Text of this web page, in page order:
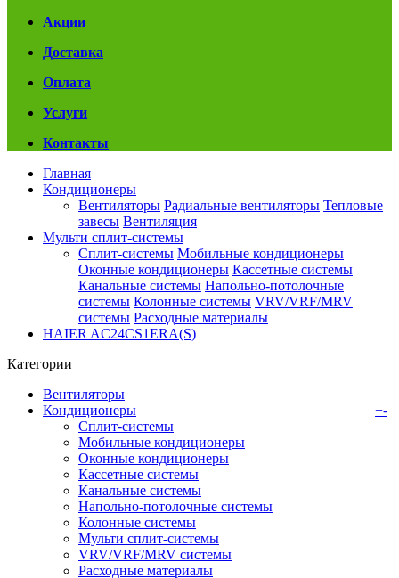
Акции
Доставка
Оплата
Услуги
Контакты
Главная
Кондиционеры
Вентиляторы Радиальные вентиляторы Тепловые
завесы Вентиляция
Мульти сплит-системы
Сплит-системы Мобильные кондиционеры
Оконные кондиционеры Кассетные системы
Канальные системы Напольно-потолочные
системы Колонные системы VRV/VRF/MRV
системы Расходные материалы
HAIER AC24CS1ERA(S)
Категории
Вентиляторы
Кондиционеры
+-
Сплит-системы
Мобильные кондиционеры
Оконные кондиционеры
Кассетные системы
Канальные системы
Напольно-потолочные системы
Колонные системы
Мульти сплит-системы
VRV/VRF/MRV системы
Расходные материалы